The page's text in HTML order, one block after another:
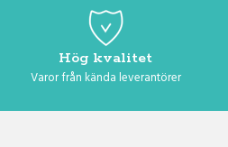
Hög kvalitet
Varor från kända leverantörer